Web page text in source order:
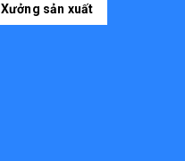
Xưởng sản xuất